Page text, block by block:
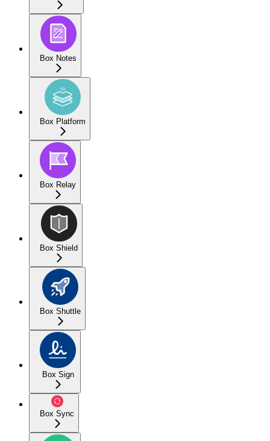
Box Notes
Box Platform
Box Relay
Box Shield
Box Shuttle
Box Sign
Box Sync